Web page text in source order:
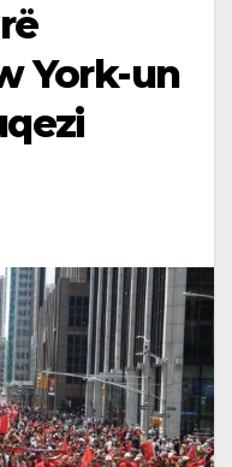
York-un